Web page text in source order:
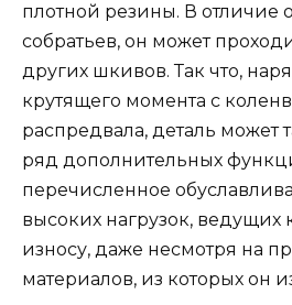
плотной резины. В отличие
собратьев, он может
других шкивов. Так что,
крутящего момента с
распредвала, деталь может
ряд дополнительных
перечисленное
высоких нагрузок, ведущих
износу, даже несмотря на
материалов, из которых он